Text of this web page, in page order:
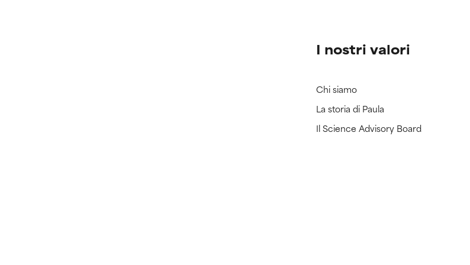
I nostri valori
Chi siamo
La storia di Paula
Il Science Advisory Board